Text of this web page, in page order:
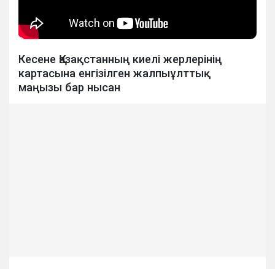
Кесене Қазақстанның киелі жерлерінің
картасына енгізілген жалпыұлттық
маңызы бар нысан